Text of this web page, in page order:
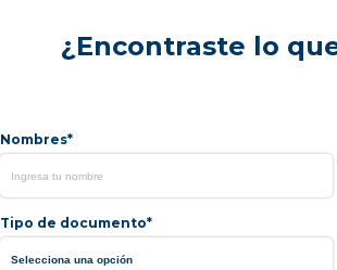
¿Encontraste lo
Nombres*
Tipo de documento*